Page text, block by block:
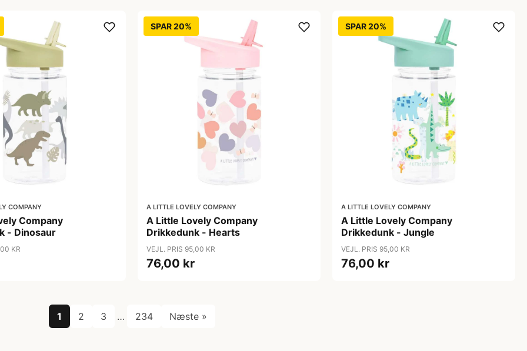
COMPANY
Company
- Dinosaur
KR
SPAR 20%
A LITTLE LOVELY COMPANY
A Little Lovely Company
Drikkedunk - Hearts
VEJL. PRIS 95,00 KR
76,00 kr
SPAR 20%
A LITTLE LOVELY COMPANY
A Little Lovely Company
Drikkedunk - Jungle
VEJL. PRIS 95,00 KR
76,00 kr
1 2 3 … 234 Næste »